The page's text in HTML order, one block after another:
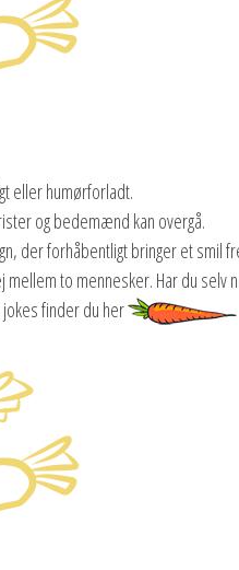
eller humørforladt.
og bedemænd kan overgå.
der forhåbentligt bringer et smil
to mennesker. Har du selv
jokes finder du her